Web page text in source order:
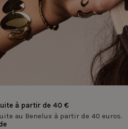
à partir de 40 €
au Benelux à partir de 40 euros.
Nom
_tt_enable_cookie